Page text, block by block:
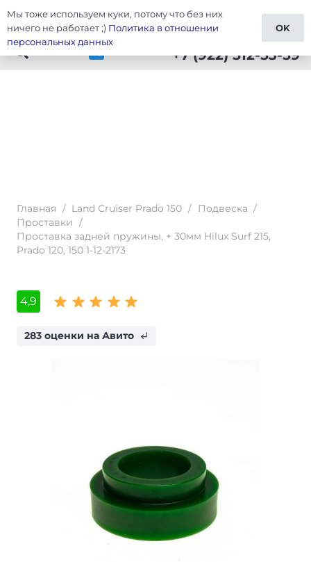
Тюнинг Prado 150
+7 (922) 512-53-59
Главная / Land Cruiser Prado 150 / Подвеска /
Проставки
/
Проставка задней пружины, + 30мм Hilux Surf 215,
Prado 120, 150 1-12-2173
4,9
283 оценки на Авито subdirectory_arrow_left
Мы тоже используем куки, потому что без них
ничего не работает ;) Политика в отношении
персональных данных
OK